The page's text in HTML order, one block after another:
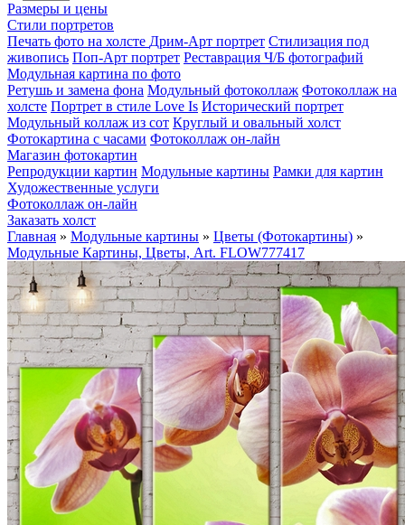
Размеры и цены
Стили портретов
Печать фото на холсте Дрим-Арт портрет Стилизация под
живопись Поп-Арт портрет Реставрация Ч/Б фотографий
Модульная картина по фото
Ретушь и замена фона Модульный фотоколлаж Фотоколлаж на
холсте Портрет в стиле Love Is Исторический портрет
Модульный коллаж из сот Круглый и овальный холст
Фотокартина с часами Фотоколлаж он-лайн
Магазин фотокартин
Репродукции картин Модульные картины Рамки для картин
Художественные услуги
Фотоколлаж он-лайн
Заказать холст
Главная » Модульные картины » Цветы (Фотокартины) »
Модульные Картины, Цветы, Art. FLOW777417